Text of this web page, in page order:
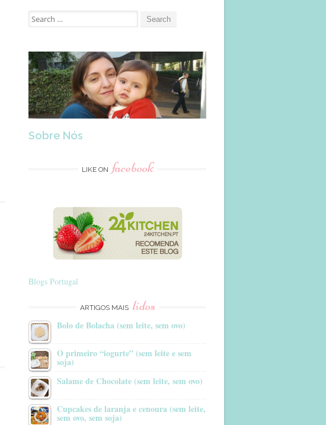
Search
for:
Sobre Nós
LIKE ON facebook
Blogs Portugal
ARTIGOS MAIS lidos
Bolo de Bolacha (sem leite, sem ovo)
O primeiro “iogurte” (sem leite e sem
soja)
Salame de Chocolate (sem leite, sem ovo)
Cupcakes de laranja e cenoura (sem leite,
sem ovo, sem soja)